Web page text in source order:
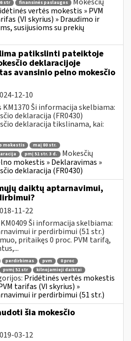
str finansinės paslaugos
vertės mokestis » PVM
(VI skyrius) » Draudimo ir
susijusioms su prekių
patikslinti pateiktoje
deklaracijoje
avansinio pelno mokesčio
12-10
KM1370 Ši informacija skelbiama:
deklaracija (FR0430)
deklaracija tikslinama, kai:
mokestis
maį 80 str.
pmį 51 str. 3 d.
Mokesčių
mokestis » Deklaravimas »
deklaracija (FR0430)
daiktų aptarnavimui,
11-22
Ši informacija skelbiama:
ir perdirbimui (51 str.)
pritaikęs 0 proc. PVM tarifą,
perdirbimas pvm
0 proc
pvmį 51 str kilnojamieji daiktai
Pridėtinės vertės mokestis
tarifas (VI skyrius) »
ir perdirbimui (51 str.)
šia mokesčio
03-12